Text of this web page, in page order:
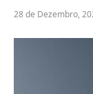
28 de Dezembro,